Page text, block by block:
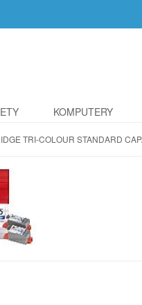
KOMPUTERY
TRI-COLOUR STANDARD